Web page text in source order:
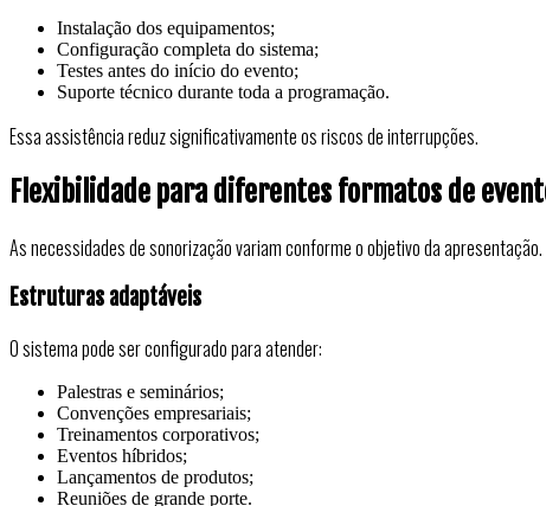
Instalação dos equipamentos;
Configuração completa do sistema;
Testes antes do início do evento;
Suporte técnico durante toda a programação.
Essa assistência reduz significativamente os riscos de interrupções.
Flexibilidade para diferentes formatos de
As necessidades de sonorização variam conforme o objetivo da apresentação.
Estruturas adaptáveis
O sistema pode ser configurado para atender:
Palestras e seminários;
Convenções empresariais;
Treinamentos corporativos;
Eventos híbridos;
Lançamentos de produtos;
Reuniões de grande porte.